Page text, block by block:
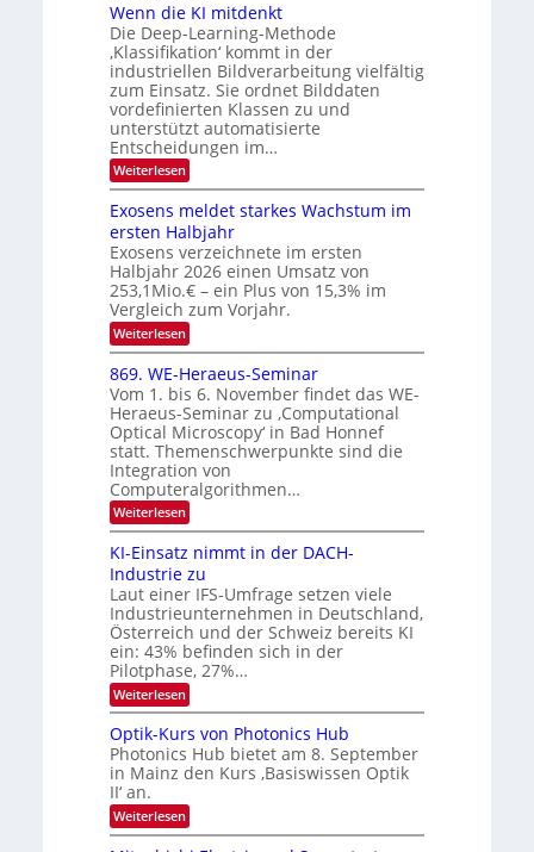
N
T
e
c
h
T
a
l
k
s
a
u
f
d
e
r
V
I
S
I
O
N
2
0
2
6
u
n
g
z
u
E
l
e
k
t
r
o
n
k
-
u
n
d
B
i
l
d
v
e
r
a
r
b
e
i
t
u
n
g
s
-
T
Wenn die KI mitdenkt
Die Deep-Learning-Methode
‚Klassifikation‘ kommt in der
industriellen Bildverarbeitung vielfältig
zum Einsatz. Sie ordnet Bilddaten
vordefinierten Klassen zu und
unterstützt automatisierte
Entscheidungen im…
Weiterlesen:
W
n
n
d
i
e
K
I
m
i
t
d
e
n
k
t
Exosens meldet starkes Wachstum im
ersten Halbjahr
Exosens verzeichnete im ersten
Halbjahr 2026 einen Umsatz von
253,1Mio.€ – ein Plus von 15,3% im
Vergleich zum Vorjahr.
Weiterlesen:
E
x
o
s
e
n
s
m
e
l
d
e
t
t
a
r
k
e
s
W
a
c
h
s
t
u
i
m
869. WE-Heraeus-Seminar
Vom 1. bis 6. November findet das WE-
Heraeus-Seminar zu ‚Computational
Optical Microscopy‘ in Bad Honnef
statt. Themenschwerpunkte sind die
Integration von
Computeralgorithmen…
Weiterlesen:
8
9
.
W
E
-
H
e
r
a
e
u
s
-
S
m
i
KI-Einsatz nimmt in der DACH-
Industrie zu
Laut einer IFS-Umfrage setzen viele
Industrieunternehmen in Deutschland,
Österreich und der Schweiz bereits KI
ein: 43% befinden sich in der
Pilotphase, 27%…
Weiterlesen:
K
-
E
i
s
a
t
Optik-Kurs von Photonics Hub
Photonics Hub bietet am 8. September
in Mainz den Kurs ‚Basiswissen Optik
II‘ an.
Weiterlesen:
O
p